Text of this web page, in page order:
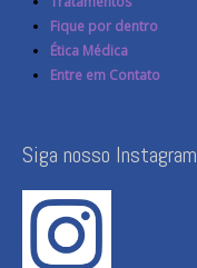
Fique por dentro
Ética Médica
Entre em Contato
Siga nosso Instagram